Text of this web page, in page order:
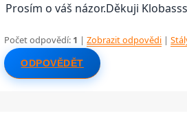
Prosím o váš názor.Děkuji
Počet odpovědí: 1 |Zobrazit odpovědi |
ODPOVĚDĚT